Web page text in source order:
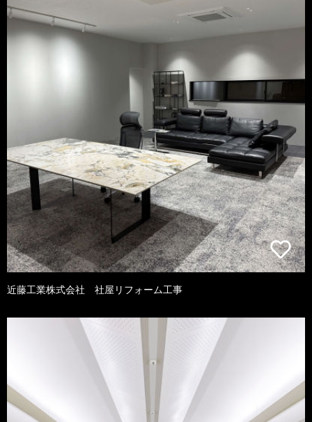
近藤工業株式会社 社屋リフォーム工事